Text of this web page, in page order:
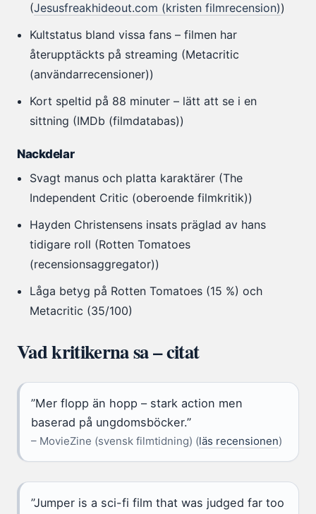
(Jesusfreakhideout.com (kristen filmrecension))
Kultstatus bland vissa fans – filmen har
återupptäckts på streaming (Metacritic
(användarrecensioner))
Kort speltid på 88 minuter – lätt att se i en
sittning (IMDb (filmdatabas))
Nackdelar
Svagt manus och platta karaktärer (The
Independent Critic (oberoende filmkritik))
Hayden Christensens insats präglad av hans
tidigare roll (Rotten Tomatoes
(recensionsaggregator))
Låga betyg på Rotten Tomatoes (15 %) och
Metacritic (35/100)
Vad kritikerna sa – citat
”Mer flopp än hopp – stark action men
baserad på ungdomsböcker.”
– MovieZine (svensk filmtidning) (läs recensionen)
”Jumper is a sci-fi film that was judged far too